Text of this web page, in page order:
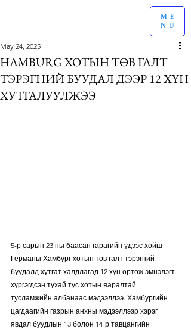
ME
NU
HAMBURG ХОТЫН ТӨВ ГАЛТ
ТЭРЭГНИЙ БУУДАЛ ДЭЭР 12 ХҮН
ХУТГАЛУУЛЖЭЭ
May 24, 2025
5-р сарын 23 ны баасан гарагийн үдээс хойш
Германы Хамбург хотын төв галт тэрэгний
буудалд хутгат халдлагад 12 хүн өртөж эмнэлэгт
хүргэгдсэн тухай тус хотын яаралтай
тусламжийн албанаас мэдээллээ. Хамбургийн
цагдаагийн газрын анхны мэдээллээр хэрэг
явдал буудлын 13 болон 14-р тавцангийн